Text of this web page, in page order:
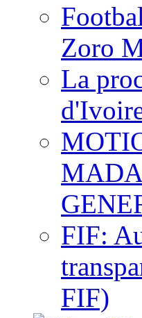
Zoro
La
FIF:
FIF)